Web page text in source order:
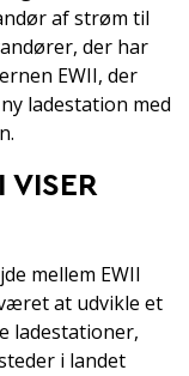
af strøm til
der har
EWII, der
ladestation med
VISER
mellem EWII
at udvikle et
ladestationer,
i landet